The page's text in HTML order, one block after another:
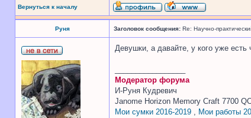
Вернуться к началу
Руня Заголовок сообщения: Re: Научно-
Девушки, а давайте, у кого уже есть
Модератор форума
И-Руня Кудревич
Janome Horizon Memory Craft 7700
Мои сумки 2016-2019 , Мои работы